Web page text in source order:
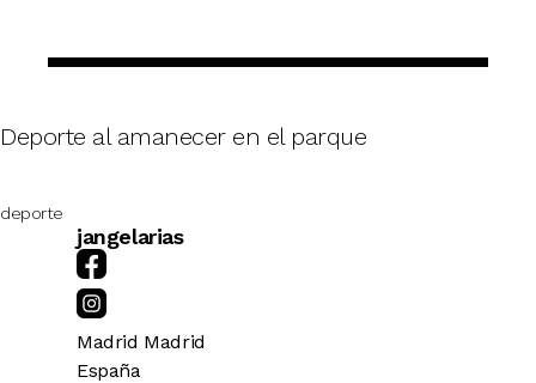
Deporte al amanecer en el parque
deporte
jangelarias
Madrid Madrid
España